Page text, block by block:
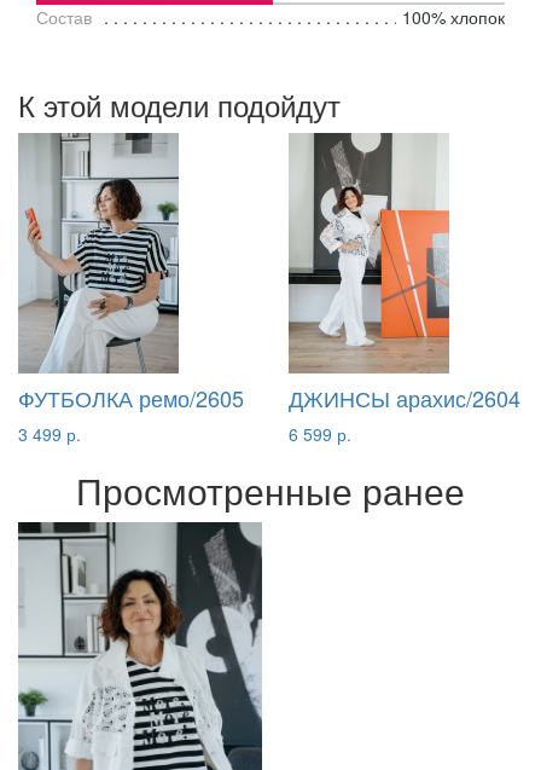
Состав 100% хлопок
К этой модели подойдут
ФУТБОЛКА ремо/2605
3 499 р.
ДЖИНСЫ арахис/2604
6 599 р.
Просмотренные ранее